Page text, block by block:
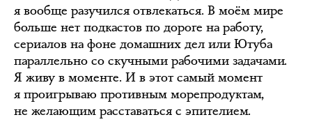
я вообще разучился отвлекаться. В моём мире
больше нет подкастов по дороге на работу,
сериалов на фоне домашних дел или Ютуба
параллельно со скучными рабочими задачами.
Я живу в моменте. И в этот самый момент
я проигрываю противным морепродуктам,
не желающим расставаться с эпителием.